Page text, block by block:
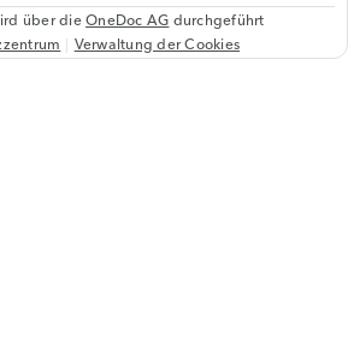
über dieOneDoc AGdurchgeführt
Verwaltung der Cookies